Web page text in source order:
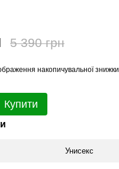
5 390 грн
накопичувальної знижки
Купити
Унисекс